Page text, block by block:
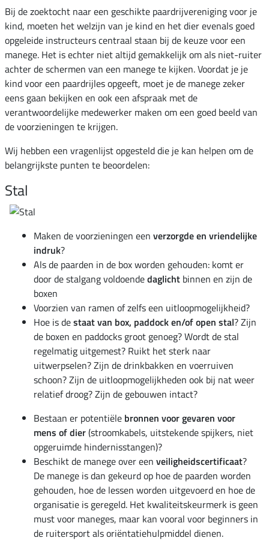
Bij de zoektocht naar een geschikte paardrijvereniging voor je
kind, moeten het welzijn van je kind en het dier evenals goed
opgeleide instructeurs centraal staan bij de keuze voor een
manege. Het is echter niet altijd gemakkelijk om als niet-ruiter
achter de schermen van een manege te kijken. Voordat je je
kind voor een paardrijles opgeeft, moet je de manege zeker
eens gaan bekijken en ook een afspraak met de
verantwoordelijke medewerker maken om een goed beeld van
de voorzieningen te krijgen.
Wij hebben een vragenlijst opgesteld die je kan helpen om de
belangrijkste punten te beoordelen:
Stal
Maken de voorzieningen een verzorgde en vriendelijke
indruk?
Als de paarden in de box worden gehouden: komt er
door de stalgang voldoendedaglicht binnen en zijn de
boxen
Voorzien van ramen of zelfs een uitloopmogelijkheid?
Hoe is destaat van box, paddock en/of open stal? Zijn
de boxen en paddocks groot genoeg? Wordt de stal
regelmatig uitgemest? Ruikt het sterk naar
uitwerpselen? Zijn de drinkbakken en voerruiven
schoon? Zijn de uitloopmogelijkheden ook bij nat weer
relatief droog? Zijn de gebouwen intact?
Bestaan er potentiële bronnen voor gevaren voor
mens of dier(stroomkabels, uitstekende spijkers, niet
opgeruimde hindernisstangen)?
Beschikt de manege over een veiligheidscertificaat?
De manege is dan gekeurd op hoe de paarden worden
gehouden, hoe de lessen worden uitgevoerd en hoe de
organisatie is geregeld. Het kwaliteitskeurmerk is geen
must voor maneges, maar kan vooral voor beginners in
de ruitersport als oriëntatiehulpmiddel dienen.